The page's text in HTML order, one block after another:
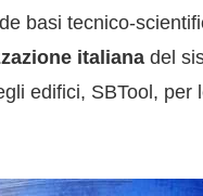
basi tecnico-
italiana del
edifici, SBTool, per